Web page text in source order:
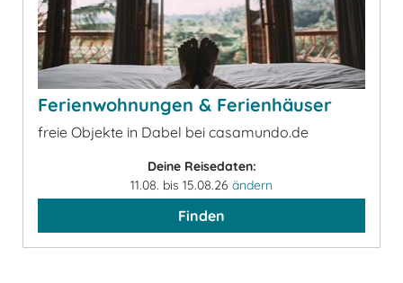
Ferienwohnungen & Ferienhäuser
freie Objekte in Dabel bei casamundo.de
Deine Reisedaten:
11.08. bis 15.08.26 ändern
Finden